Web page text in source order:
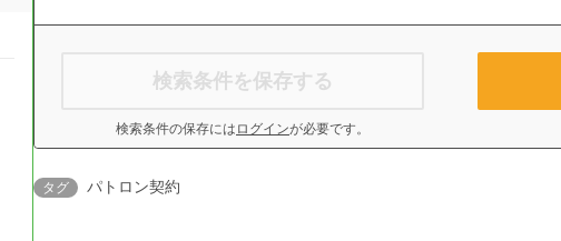
検索条件を保存する
検索条件の保存には ログインが必要です。
タグ パトロン契約